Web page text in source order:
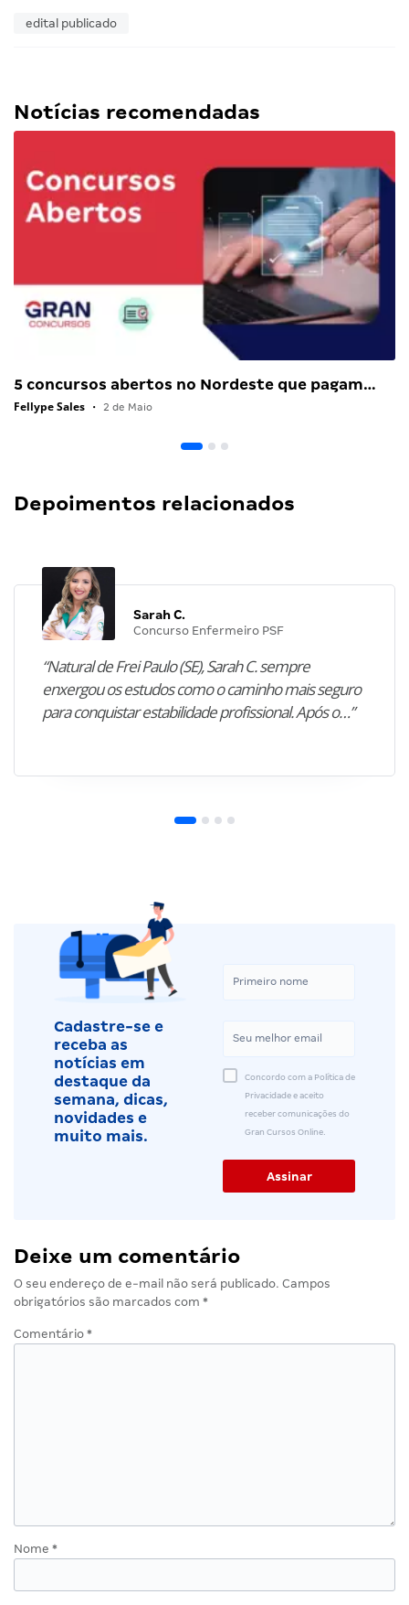
edital publicado
Notícias recomendadas
5 concursos abertos no Nordeste que pagam…
Fellype Sales • 2 de Maio
Depoimentos relacionados
Sarah C.
Concurso Enfermeiro PSF
“Natural de Frei Paulo (SE), Sarah C. sempre
enxergou os estudos como o caminho mais seguro
para conquistar estabilidade profissional. Após o…”
Cadastre-se e
receba as
notícias em
destaque da
semana, dicas,
novidades e
muito mais.
Concordo com a Política de
Privacidade e aceito
receber comunicações do
Gran Cursos Online.
Deixe um comentário
O seu endereço de e-mail não será publicado. Campos
obrigatórios são marcados com *
Comentário *
Nome *